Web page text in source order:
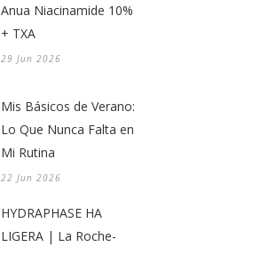
Anua Niacinamide 10%
+ TXA
29 Jun 2026
Mis Básicos de Verano:
Lo Que Nunca Falta en
Mi Rutina
22 Jun 2026
HYDRAPHASE HA
LIGERA | La Roche-